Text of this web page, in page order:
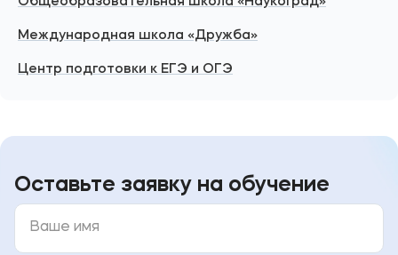
Международная школа «Дружба»
Центр подготовки к ЕГЭ и ОГЭ
Оставьте заявку на обучение